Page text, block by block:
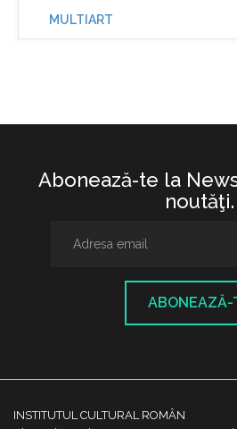
MULTIART
Abonează-te la
noutăţi.
ABONEAZĂ-
INSTITUTUL CULTURAL ROMÂN